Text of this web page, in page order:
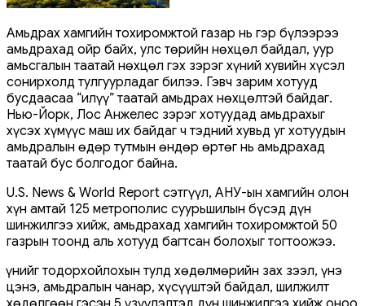
Амьдрах хамгийн тохиромжтой газар нь гэр бүлээрээ
амьдрахад ойр байх, улс төрийн нөхцөл байдал, уур
амьсгалын таатай нөхцөл гэх зэрэг хүний хувийн хүсэл
сонирхолд тулгуурладаг билээ. Гэвч зарим хотууд
бусдаасаа “илүү” таатай амьдрах нөхцөлтэй байдаг.
Нью-Йорк, Лос Анжелес зэрэг хотуудад амьдрахыг
хүсэх хүмүүс маш их байдаг ч тэдний хувьд уг хотуудын
амьдралын өдөр тутмын өндөр өртөг нь амьдрахад
таатай бус болгодог байна.
U.S. News & World Report сэтгүүл, АНУ-ын хамгийн олон
хүн амтай 125 метрополис суурьшилын бүсэд дүн
шинжилгээ хийж, амьдрахад хамгийн тохиромжтой 50
газрын тоонд аль хотууд багтсан болохыг тогтоожээ.
Үүнийг тодорхойлохын тулд хөдөлмөрийн зах зээл, үнэ
цэнэ, амьдралын чанар, хүсүүштэй байдал, шилжилт